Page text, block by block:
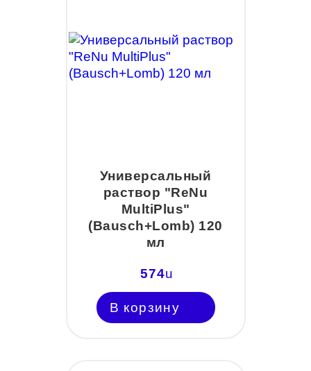
Универсальный
раствор "ReNu
MultiPlus"
(Bausch+Lomb) 120
мл
574u
В корзину